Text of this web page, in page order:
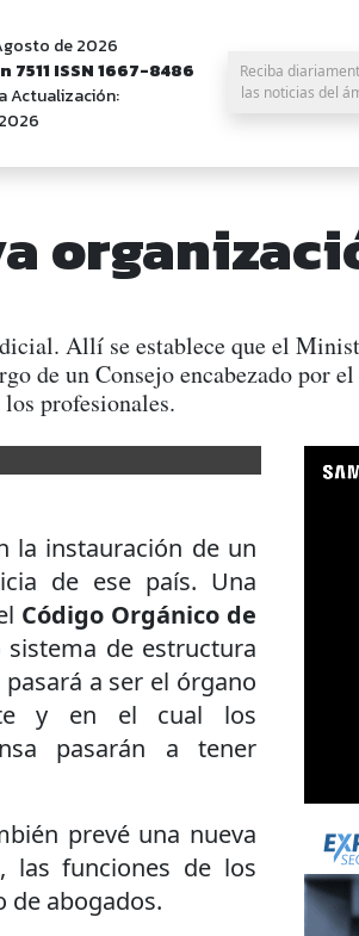
de 2026
7511 ISSN 1667-8486
Actualización:
Reciba
las noticias del
Allí se establece que el
de un Consejo encabezado por
profesionales.
la instauración de un
de ese país. Una
Código Orgánico de
de estructura
pasará a ser el órgano
y en el cual los
pasarán a tener
prevé una nueva
las funciones de los
de abogados.